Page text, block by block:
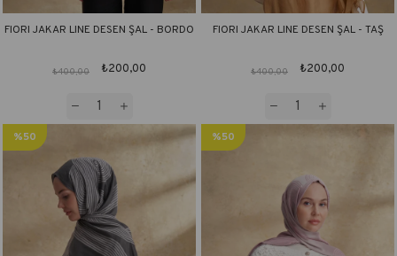
FIORI JAKAR LINE DESEN ŞAL - BORDO
₺200,00
₺400,00
FIORI JAKAR LINE DESEN ŞAL - TAŞ
₺200,00
₺400,00
%50
%50